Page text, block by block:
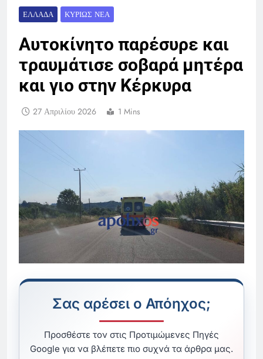
ΕΛΛΆΔΑ ΚΥΡΊΩΣ ΝΈΑ
Αυτοκίνητο παρέσυρε και
τραυμάτισε σοβαρά μητέρα
και γιο στην Κέρκυρα
27 Απριλίου 2026 1 Mins
Σας αρέσει ο Απόηχος;
Προσθέστε τον στις Προτιμώμενες Πηγές
Google για να βλέπετε πιο συχνά τα άρθρα μας.